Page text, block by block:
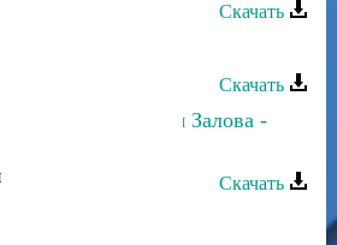
Скачать
Скачать
Джамиля Залова -
Скачать
- Врата любви